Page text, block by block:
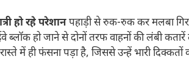
हो रहे परेशानपहाड़ी से रुक-रुक कर मलबा
ब्लॉक हो जाने से दोनों तरफ वाहनों की लंबी
में ही फंसना पड़ा है, जिससे उन्हें भारी दिक्कतों